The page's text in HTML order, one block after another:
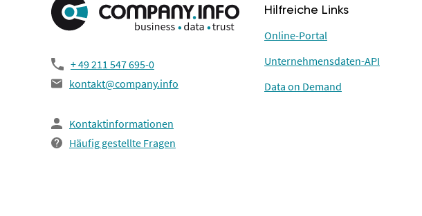
+ 49 211 547 695-0
kontakt@company.info
Kontaktinformationen
Häufig gestellte Fragen
Hilfreiche Links
Online-Portal
Unternehmensdaten-API
Data on Demand